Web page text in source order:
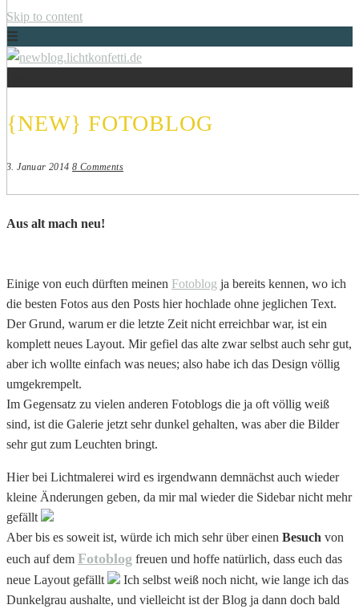
Skip to content
Just another WordPress site
{NEW} FOTOBLOG
3. Januar 2014 8 Comments
Aus alt mach neu!
Einige von euch dürften meinen Fotoblog ja bereits kennen, wo ich
die besten Fotos aus den Posts hier hochlade ohne jeglichen Text.
Der Grund, warum er die letzte Zeit nicht erreichbar war, ist ein
komplett neues Layout. Mir gefiel das alte zwar selbst auch sehr gut,
aber ich wollte einfach was neues; also habe ich das Design völlig
umgekrempelt.
Im Gegensatz zu vielen anderen Fotoblogs die ja oft völlig weiß
sind, ist die Galerie jetzt sehr dunkel gehalten, was aber die Bilder
sehr gut zum Leuchten bringt.
Hier bei Lichtmalerei wird es irgendwann demnächst auch wieder
kleine Änderungen geben, da mir mal wieder die Sidebar nicht mehr
gefällt
Aber bis es soweit ist, würde ich mich sehr über einen Besuch von
euch auf dem Fotoblog freuen und hoffe natürlich, dass euch das
neue Layout gefällt
Ich selbst weiß noch nicht, wie lange ich das
Dunkelgrau aushalte, und vielleicht ist der Blog ja dann doch bald